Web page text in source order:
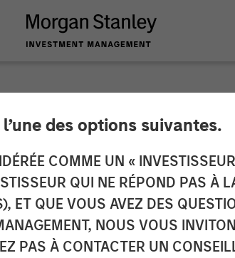
des options suivantes.
COMME UN «
QUI NE RÉPOND PAS À
ET QUE VOUS AVEZ DES
NOUS VOUS
PAS À CONTACTER UN
Statements